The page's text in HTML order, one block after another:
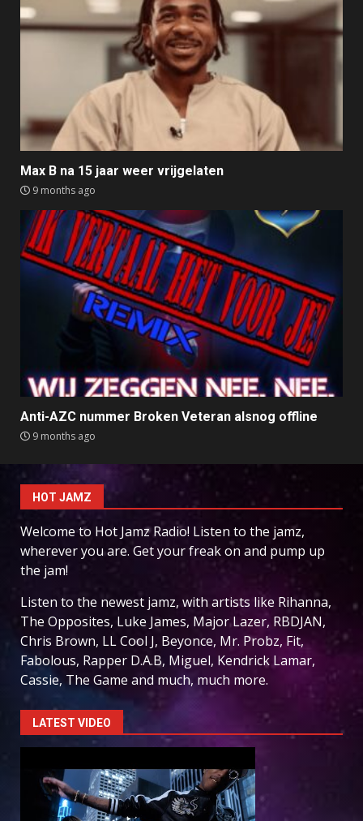
Max B na 15 jaar weer vrijgelaten
9 months ago
Anti-AZC nummer Broken Veteran alsnog offline
9 months ago
HOT JAMZ
Welcome to Hot Jamz Radio! Listen to the jamz,
wherever you are. Get your freak on and pump up
the jam!
Listen to the newest jamz, with artists like Rihanna,
The Opposites, Luke James, Major Lazer, RBDJAN,
Chris Brown, LL Cool J, Beyonce, Mr. Probz, Fit,
Fabolous, Rapper D.A.B, Miguel, Kendrick Lamar,
Cassie, The Game and much, much more.
LATEST VIDEO